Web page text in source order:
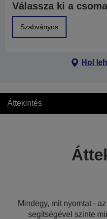
Válassza ki a
Szabványos
Hol
Áttekintés
Mindegy, mit nyomtat -
segítségével szinte